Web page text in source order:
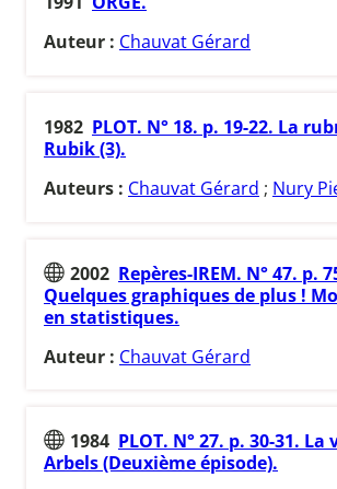
Auteur : Chauvat Gérard
1982 PLOT. N° 18. p. 19-22. La
Rubik (3).
Auteurs : Chauvat Gérard ; Nury
2002 Repères-IREM. N° 47. p.
Quelques graphiques de plus !
en statistiques.
Auteur : Chauvat Gérard
1984 PLOT. N° 27. p. 30-31. La
Arbels (Deuxième épisode).